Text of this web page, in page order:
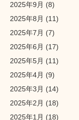
2025年9月 (8)
2025年8月 (11)
2025年7月 (7)
2025年6月 (17)
2025年5月 (11)
2025年4月 (9)
2025年3月 (14)
2025年2月 (18)
2025年1月 (18)